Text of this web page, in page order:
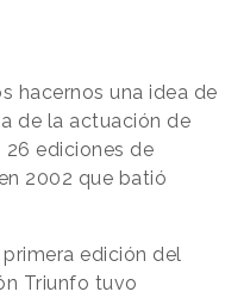
hacernos una idea de
de la actuación de
26 ediciones de
2002 que batió
edición del
Triunfo tuvo